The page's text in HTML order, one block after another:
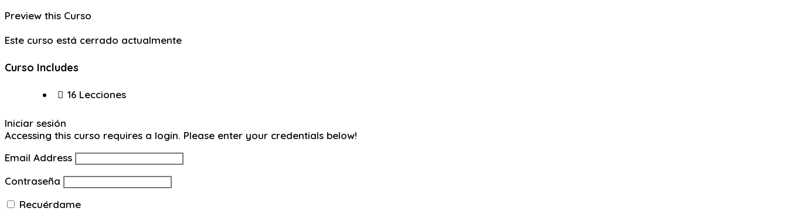
Preview this Curso
Este curso está cerrado actualmente
Curso Includes
16 Lecciones
Iniciar sesión
Accessing this curso requires a login. Please enter your credentials below!
Email Address
Contraseña
Recuérdame